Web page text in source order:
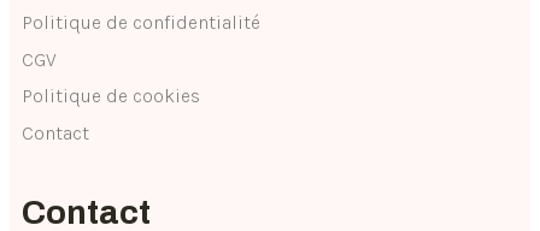
Politique de confidentialité
CGV
Politique de cookies
Contact
Contact